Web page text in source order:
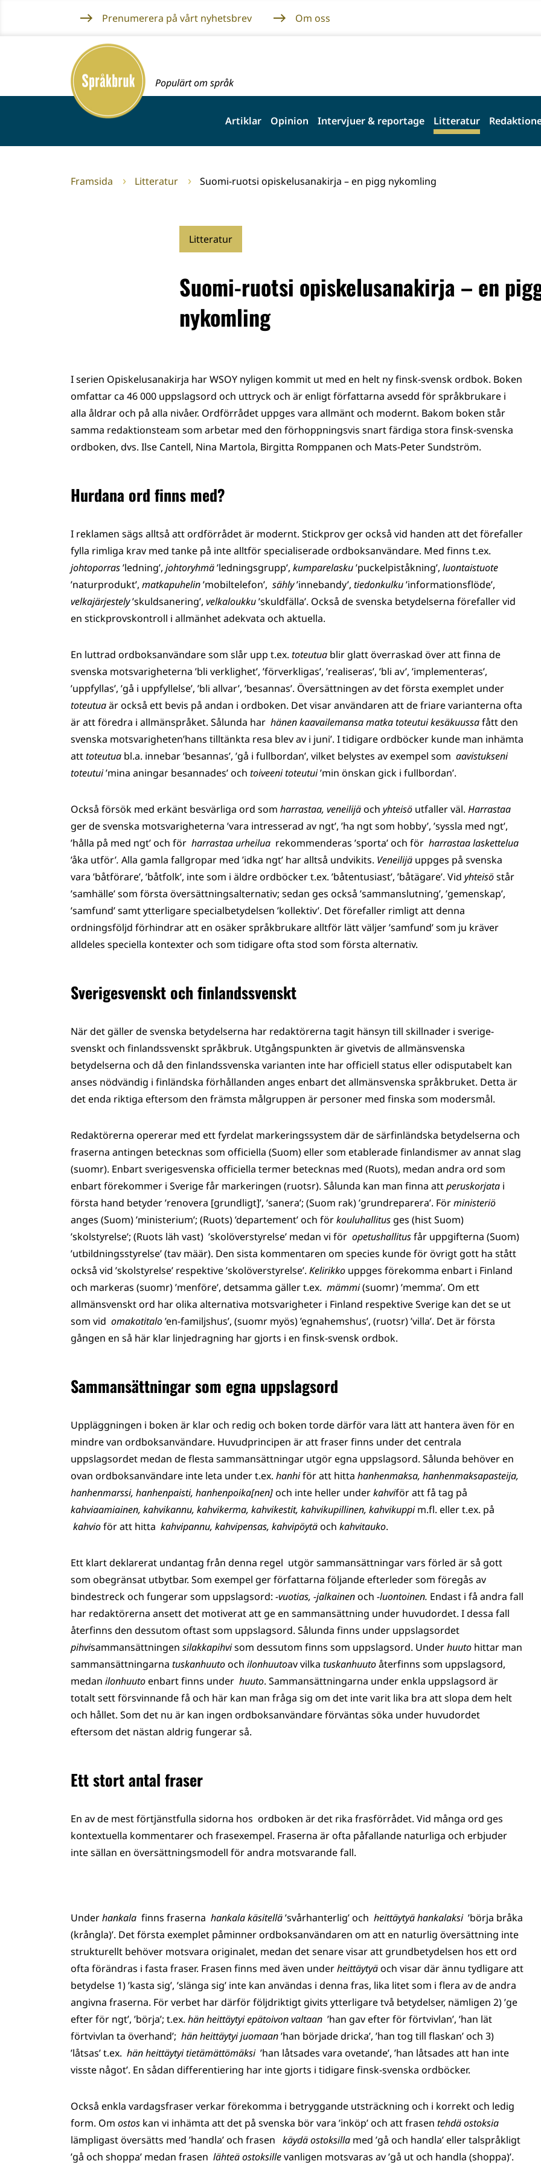
innehållet
Prenumerera på vårt nyhetsbrev Om oss
Framsida
Populärt om språk
Artiklar Opinion Intervjuer & reportage Litteratur
Framsida Litteratur Suomi-ruotsi opiskelusanakirja – en pigg nykomling
Litteratur
Suomi-ruotsi opiskelusanakirja – en
nykomling
I serien Opiskelusanakirja har WSOY nyligen kommit ut med en helt ny finsk-svensk ordbok. Boken
omfattar ca 46 000 uppslagsord och uttryck och är enligt författarna avsedd för språkbrukare i
alla åldrar och på alla nivåer. Ordförrådet uppges vara allmänt och modernt. Bakom boken står
samma redaktionsteam som arbetar med den förhoppningsvis snart färdiga stora finsk-svenska
ordboken, dvs. Ilse Cantell, Nina Martola, Birgitta Romppanen och Mats-Peter Sundström.
Hurdana ord finns med?
I reklamen sägs alltså att ordförrådet är modernt. Stickprov ger också vid handen att det förefaller
fylla rimliga krav med tanke på inte alltför specialiserade ordboksanvändare. Med finns t.ex.
johtoporras’ledning’, johtoryhmä’ledningsgrupp’, kumparelasku’puckelpiståkning’, luontaistuote
’naturprodukt’, matkapuhelin’mobiltelefon’, sähly’innebandy’, tiedonkulku’informationsflöde’,
velkajärjestely’skuldsanering’, velkaloukku’skuld­fälla’. Också de svenska betydelserna förefaller vid
en stickprovskontroll i allmänhet adekvata och aktuella.
En luttrad ordboksanvändare som slår upp t.ex. toteutua blir glatt överraskad över att finna de
svenska motsvarigheterna ’bli verklighet’, ’förverkligas’, ’realiseras’, ’bli av’, ’implementeras’,
’uppfyllas’, ’gå i uppfyllelse’, ’bli allvar’, ’besannas’. Översättningen av det första exemplet under
toteutuaär också ett bevis på andan i ordboken. Det visar användaren att de friare varianterna ofta
är att föredra i allmänspråket. Sålunda har hänen kaavailemansa matka toteutui kesäkuussafått den
svenska motsvarigheten’hans tilltänkta resa blev av i juni’. I tidigare ordböcker kunde man inhämta
atttoteutua bl.a. innebar ’besannas’, ’gå i fullbordan’, vilket belystes av exempel som aavistukseni
toteutui’mina aningar besannades’ och toiveeni toteutui’min önskan gick i fullbordan’.
Också försök med erkänt besvärliga ord som harrastaa, veneilijäoch yhteisö utfaller väl. Harrastaa
ger de svenska motsvarigheterna ’vara intresserad av ngt’, ’ha ngt som hobby’, ’syssla med ngt’,
’hålla på med ngt’ och för harrastaa urheilua rekommenderas ’sporta’ och för harrastaa laskettelua
’åka utför’. Alla gamla fallgropar med ’idka ngt’ har alltså undvikits. Veneilijä uppges på svenska
vara ’båtförare’, ’båtfolk’, inte som i äldre ordböcker t.ex. ’båtentusiast’, ’båtägare’. Vid yhteisöstår
’samhälle’ som första översättningsalternativ; sedan ges också ’sammanslutning’, ’gemenskap’,
’samfund’ samt ytterligare specialbetydelsen ’kollektiv’. Det förefaller rimligt att denna
ordningsföljd förhindrar att en osäker språkbrukare alltför lätt väljer ’samfund’ som ju kräver
alldeles speciella kontexter och som tidigare ofta stod som första alternativ.
Sverigesvenskt och finlandssvenskt
När det gäller de svenska betydelserna har redaktörerna tagit hänsyn till skillnader i sverige­
svenskt och finlandssvenskt språkbruk. Utgångspunkten är givetvis de allmänsvenska
betydelserna och då den finlandssvenska varianten inte har officiell status eller odisputabelt kan
anses nödvändig i finländska förhållanden anges enbart det allmänsvenska språkbruket. Detta är
det enda riktiga eftersom den främsta målgruppen är personer med finska som modersmål.
Redaktörerna opererar med ett fyrdelat markeringssystem där de särfinländska betydelserna och
fraserna antingen betecknas som officiella (Suom) eller som etablerade finlandismer av annat slag
(suomr). Enbart sverigesvenska officiella termer betecknas med (Ruots), medan andra ord som
enbart förekommer i Sverige får markeringen (ruotsr). Sålunda kan man finna attperuskorjata i
första hand betyder ’renovera [grundligt]’, ’sanera’; (Suom rak) ’grundreparera’. Förministeriö
anges (Suom) ’ministerium’; (Ruots) ’departement’ och förkouluhallitus ges (hist Suom)
’skolstyrelse’; (Ruots läh vast) ’skolöverstyrelse’ medan vi för opetushallitusfår uppgifterna (Suom)
’utbildningsstyrelse’ (tav määr). Den sista kommentaren om species kunde för övrigt gott ha stått
också vid ’skolstyrelse’ respektive ’skolöverstyrelse’. Kelirikko uppges förekomma enbart i Finland
och markeras (suomr) ’menföre’, detsamma gäller t.ex. mämmi(suomr) ’memma’. Om ett
allmänsvenskt ord har olika alternativa motsvarigheter i Finland respektive Sverige kan det se ut
som vid omakotitalo’en-familjshus’, (suomr myös) ’egnahemshus’, (ruotsr) ’villa’. Det är första
gången en så här klar linjedragning har gjorts i en finsk-svensk ordbok.
Sammansättningar som egna uppslagsord
Uppläggningen i boken är klar och redig och boken torde därför vara lätt att hantera även för en
mindre van ordboksanvändare. Huvudprincipen är att fraser finns under det centrala
uppslagsordet medan de flesta sammansättningar utgör egna uppslagsord. Sålunda behöver en
ovan ordboksanvändare inte leta under t.ex. hanhiför att hitta hanhenmaksa, hanhenmaksapasteija,
hanhenmarssi, hanhenpaisti, hanhenpoika[nen]och inte heller underkahviför att få tag på
kahviaamiainen, kahvikannu, kahvikerma, kahvikestit, kahvikupillinen, kahvikuppim.fl. eller t.ex. på
kahvioför att hitta kahvipannu, kahvipensas, kahvipöytäoch kahvitauko.
Ett klart deklarerat undantag från denna regel utgör sammansättningar vars förled är så gott
som obegränsat utbytbar. Som exempel ger författarna följande efterleder som föregås av
bindestreck och fungerar som uppslagsord: -vuotias, -jalkainenoch -luontoinen. Endast i få andra fall
har redaktörerna ansett det motiverat att ge en sammansättning under huvudordet. I dessa fall
återfinns den dessutom oftast som uppslagsord. Sålunda finns under uppslagsordet
pihvisammansättningen silakkapihvisom dessutom finns som uppslagsord. Underhuuto hittar man
sammansättningarna tuskanhuutooch ilonhuutoav vilka tuskanhuutoåterfinns som uppslagsord,
medan ilonhuutoenbart finns under huuto. Sammansättningarna under enkla uppslagsord är
totalt sett försvinnande få och här kan man fråga sig om det inte varit lika bra att slopa dem helt
och hållet. Som det nu är kan ingen ordboksanvändare förväntas söka under huvudordet
eftersom det nästan aldrig fungerar så.
Ett stort antal fraser
En av de mest förtjänstfulla sidorna hos ordboken är det rika frasförrådet. Vid många ord ges
kontextuella kommentarer och frasexempel. Fraserna är ofta påfallande naturliga och erbjuder
inte sällan en översättningsmodell för andra motsvarande fall.
Underhankala finns fraserna hankala käsitellä’svårhanterlig’ och heittäytyä hankalaksi ’börja bråka
(krångla)’. Det första exemplet påminner ordboksanvändaren om att en naturlig översättning inte
strukturellt behöver motsvara originalet, medan det senare visar att grundbetydelsen hos ett ord
ofta förändras i fasta fraser. Frasen finns med även underheittäytyäoch visar där ännu tydligare att
betydelse 1) ’kasta sig’, ’slänga sig’ inte kan användas i denna fras, lika litet som i flera av de andra
angivna fraserna. För verbet har därför följdriktigt givits ytterligare två betydelser, nämligen 2) ’ge
efter för ngt’, ’börja’; t.ex. hän heittäytyi epätoivon valtaan ’han gav efter för förtvivlan’, ’han lät
förtvivlan ta överhand’; hän heittäytyi juomaan’han började dricka’, ’han tog till flaskan’ och 3)
’låtsas’ t.ex. hän heittäytyi tietämättömäksi ’han låtsades vara ovetande’, ’han låtsades att han inte
visste något’. En sådan differentiering har inte gjorts i tidigare finsk-svenska ordböcker.
Också enkla vardagsfraser verkar förekomma i betryggande utsträckning och i korrekt och ledig
form. Om ostos kan vi inhämta att det på svenska bör vara ’inköp’ och att frasen tehdä ostoksia
lämpligast översätts med ’handla’ och frasen käydä ostoksilla med ’gå och handla’ eller talspråkligt
’gå och shoppa’ medan frasen lähteä ostoksillevanligen motsvaras av ’gå ut och handla (shoppa)’.